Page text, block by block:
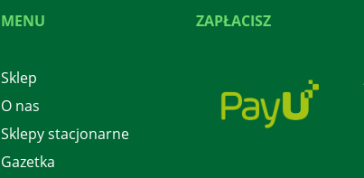
MENU
Sklep
O nas
Sklepy stacjonarne
Gazetka
ZAPŁACISZ